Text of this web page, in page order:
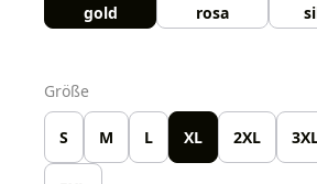
gold rosa
Größe
S M L XL 2XL